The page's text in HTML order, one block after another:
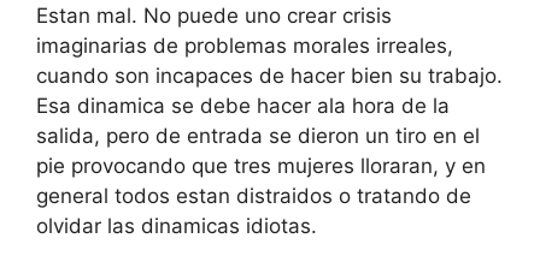
Estan mal. No puede uno crear crisis
imaginarias de problemas morales irreales,
cuando son incapaces de hacer bien su trabajo.
Esa dinamica se debe hacer ala hora de la
salida, pero de entrada se dieron un tiro en el
pie provocando que tres mujeres lloraran, y en
general todos estan distraidos o tratando de
olvidar las dinamicas idiotas.